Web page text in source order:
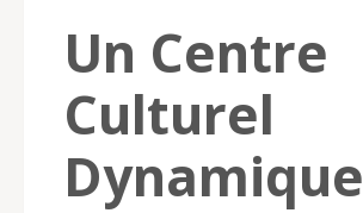
Un Centre
Culturel
Dynamique